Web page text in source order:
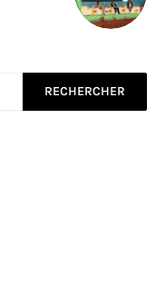
RECHERCHER